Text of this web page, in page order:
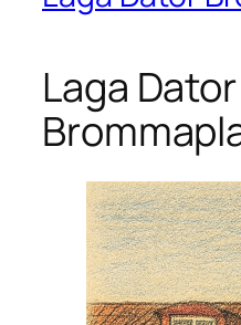
Laga Dator